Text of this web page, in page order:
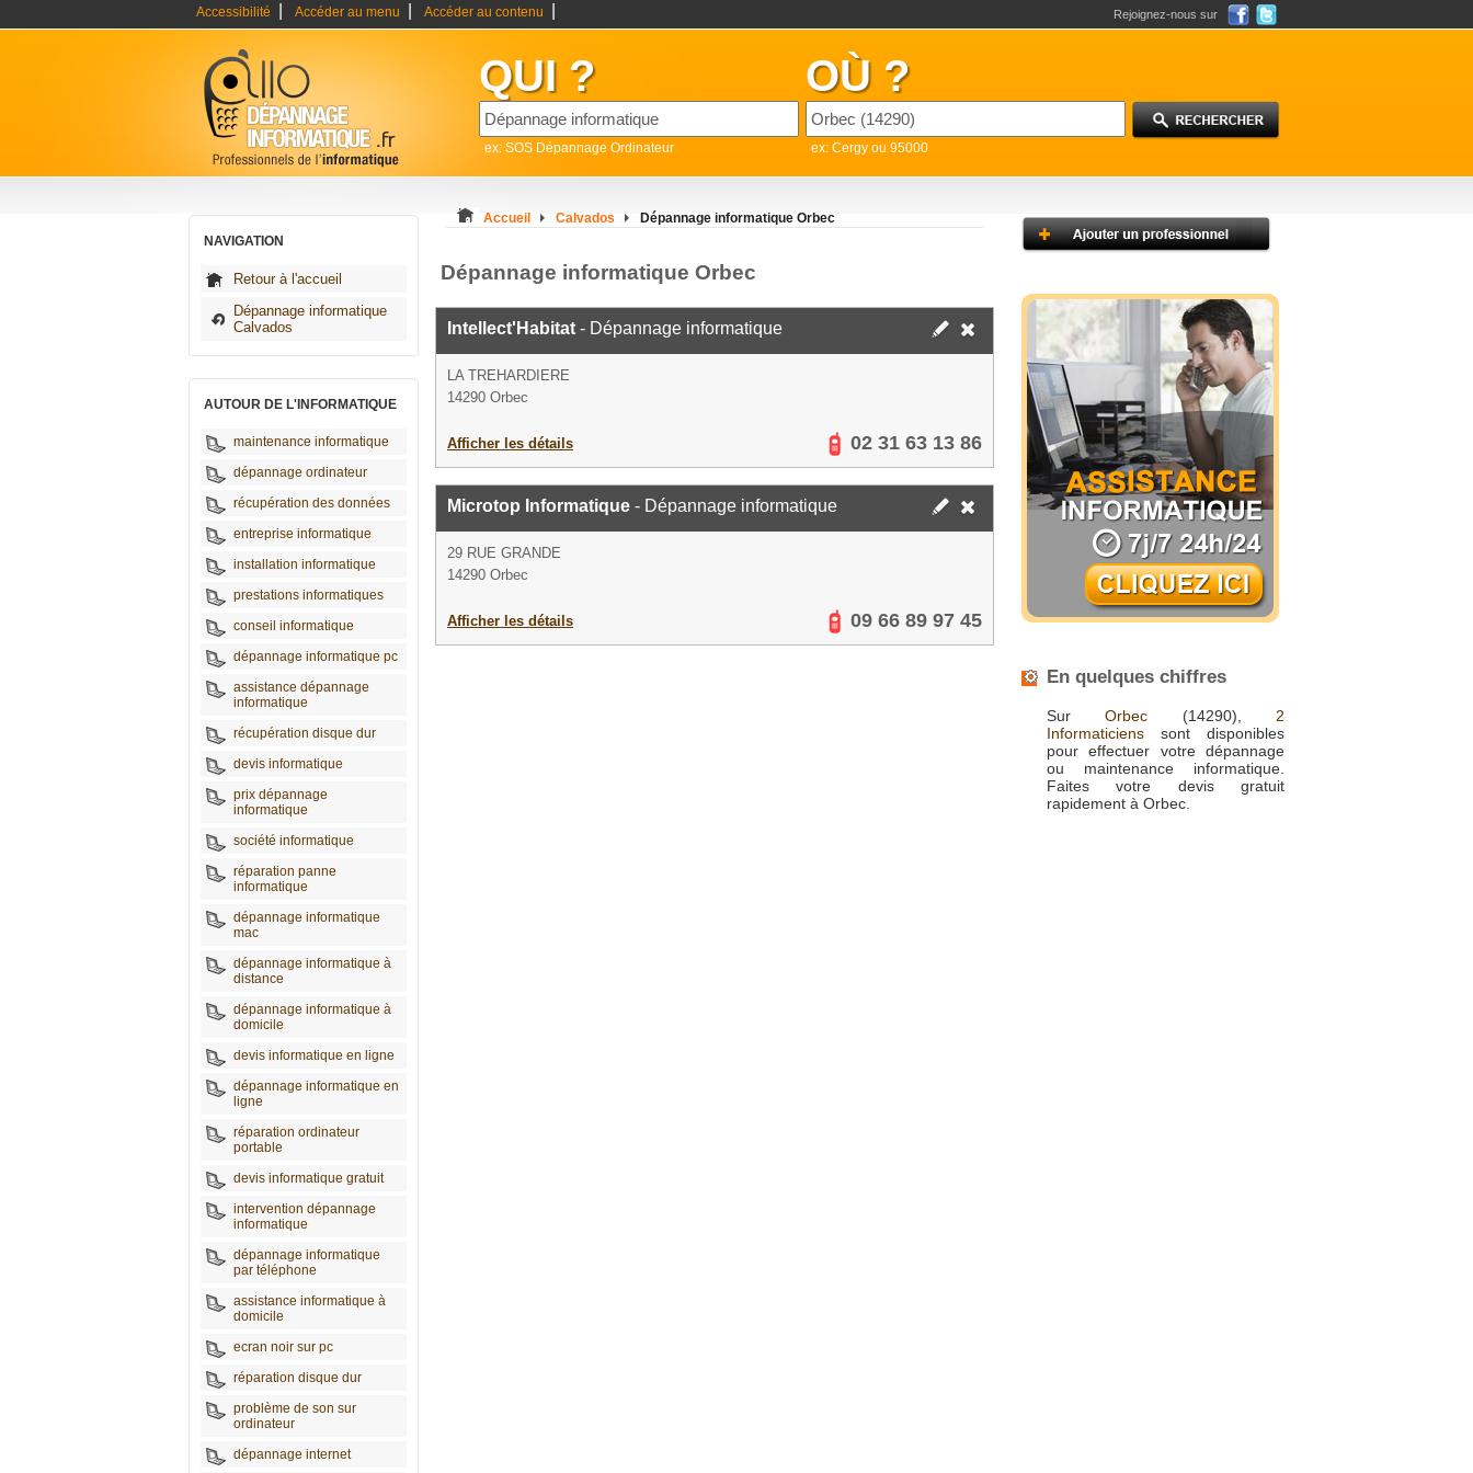
Accessibilité Accéder au menu Accéder au contenu Rejoignez-nous sur
QUI ?
ex: SOS Dépannage Ordinateur
OÙ ?
ex: Cergy ou 95000
NAVIGATION
Retour à l'accueil
Dépannage informatique
Calvados
AUTOUR DE L'INFORMATIQUE
maintenance informatique
dépannage ordinateur
récupération des données
entreprise informatique
installation informatique
prestations informatiques
conseil informatique
dépannage informatique pc
assistance dépannage
informatique
récupération disque dur
devis informatique
prix dépannage
informatique
société informatique
réparation panne
informatique
dépannage informatique
mac
dépannage informatique à
distance
dépannage informatique à
domicile
devis informatique en ligne
dépannage informatique en
ligne
réparation ordinateur
portable
devis informatique gratuit
intervention dépannage
informatique
dépannage informatique
par téléphone
assistance informatique à
domicile
ecran noir sur pc
réparation disque dur
problème de son sur
ordinateur
dépannage internet
Accueil Calvados Dépannage informatique Orbec
Dépannage informatique Orbec
Intellect'Habitat - Dépannage informatique
LA TREHARDIERE
14290 Orbec
Afficher les détails 02 31 63 13 86
Microtop Informatique - Dépannage informatique
29 RUE GRANDE
14290 Orbec
Afficher les détails 09 66 89 97 45
En quelques chiffres
SurOrbec (14290), 2
Informaticiens sont disponibles
pour effectuer votre dépannage
ou maintenance informatique.
Faites votre devis gratuit
rapidement à Orbec.